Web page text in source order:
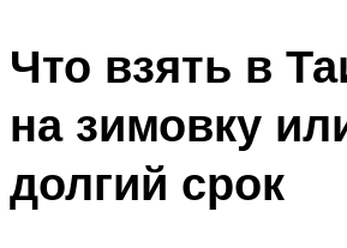
Что взять в
на зимовку
долгий срок